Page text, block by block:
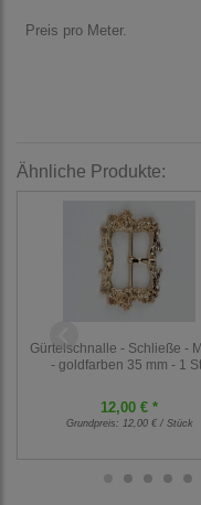
Preis pro Meter.
Ähnliche Produkte:
Gürtelschnalle - Schließe -
- goldfarben 35 mm - 1
12,00 € *
Grundpreis: 12,00 € / Stück